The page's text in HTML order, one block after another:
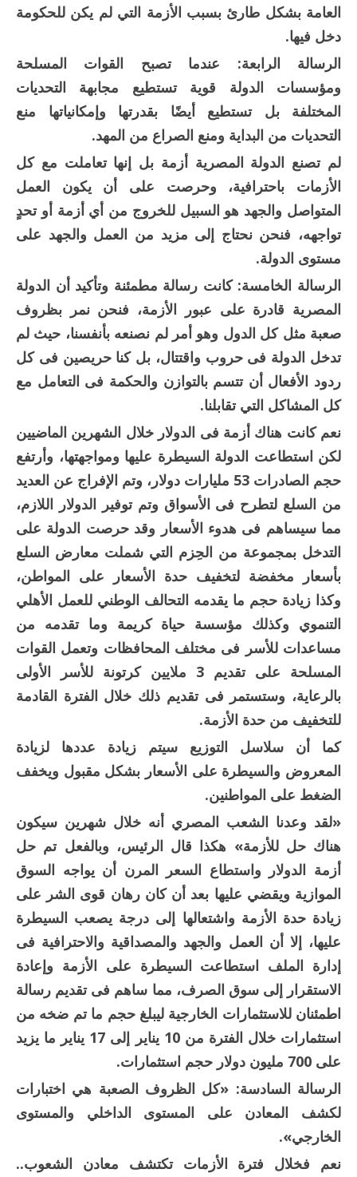
العامة بشكل طارئ بسبب الأزمة التي لم يكن للحكومة
دخل فيها.
الرسالة الرابعة:عندما تصبح القوات المسلحة
ومؤسسات الدولة قوية تستطيع مجابهة التحديات
المختلفة بل تستطيع أيضًا بقدرتها وإمكانياتها منع
التحديات من البداية ومنع الصراع من المهد.
لم تصنع الدولة المصرية أزمة بل إنها تعاملت مع كل
الأزمات باحترافية، وحرصت على أن يكون العمل
المتواصل والجهد هو السبيل للخروج من أي أزمة أو تحدٍ
تواجهه، فنحن نحتاج إلى مزيد من العمل والجهد على
مستوى الدولة.
الرسالة الخامسة:كانت رسالة مطمئنة وتأكيد أن الدولة
المصرية قادرة على عبور الأزمة، فنحن نمر بظروف
صعبة مثل كل الدول وهو أمر لم نصنعه بأنفسنا، حيث لم
تدخل الدولة فى حروب واقتتال، بل كنا حريصين فى كل
ردود الأفعال أن تتسم بالتوازن والحكمة فى التعامل مع
كل المشاكل التي تقابلنا.
نعم كانت هناك أزمة فى الدولار خلال الشهرين الماضيين
لكن استطاعت الدولة السيطرة عليها ومواجهتها، وأرتفع
حجم الصادرات 53 مليارات دولار، وتم الإفراج عن العديد
من السلع لتطرح فى الأسواق وتم توفير الدولار اللازم،
مما سيساهم فى هدوء الأسعار وقد حرصت الدولة على
التدخل بمجموعة من الحِزم التي شملت معارض السلع
بأسعار مخفضة لتخفيف حدة الأسعار على المواطن،
وكذا زيادة حجم ما يقدمه التحالف الوطني للعمل الأهلي
التنموي وكذلك مؤسسة حياة كريمة وما تقدمه من
مساعدات للأسر فى مختلف المحافظات وتعمل القوات
المسلحة على تقديم 3 ملايين كرتونة للأسر الأولى
بالرعاية، وستستمر فى تقديم ذلك خلال الفترة القادمة
للتخفيف من حدة الأزمة.
كما أن سلاسل التوزيع سيتم زيادة عددها لزيادة
المعروض والسيطرة على الأسعار بشكل مقبول ويخفف
الضغط على المواطنين.
«لقد وعدنا الشعب المصري أنه خلال شهرين سيكون
هناك حل للأزمة» هكذا قال الرئيس، وبالفعل تم حل
أزمة الدولار واستطاع السعر المرن أن يواجه السوق
الموازية ويقضي عليها بعد أن كان رهان قوى الشر على
زيادة حدة الأزمة واشتعالها إلى درجة يصعب السيطرة
عليها، إلا أن العمل والجهد والمصداقية والاحترافية فى
إدارة الملف استطاعت السيطرة على الأزمة وإعادة
الاستقرار إلى سوق الصرف، مما ساهم فى تقديم رسالة
اطمئنان للاستثمارات الخارجية ليبلغ حجم ما تم ضخه من
استثمارات خلال الفترة من 10 يناير إلى 17 يناير ما يزيد
على 700 مليون دولار حجم استثمارات.
الرسالة السادسة:«كل الظروف الصعبة هي اختبارات
لكشف المعادن على المستوى الداخلي والمستوى
الخارجي».
نعم فخلال فترة الأزمات تكتشف معادن الشعوب..